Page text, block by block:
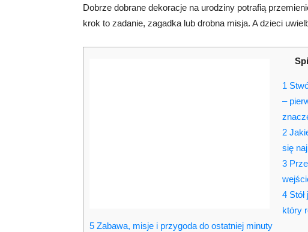
Dobrze dobrane dekoracje na urodziny potrafią
krok to zadanie, zagadka lub drobna misja. A dzieci
1
–
2
się
3
4
który
5 Zabawa, misje i przygoda do ostatniej minuty